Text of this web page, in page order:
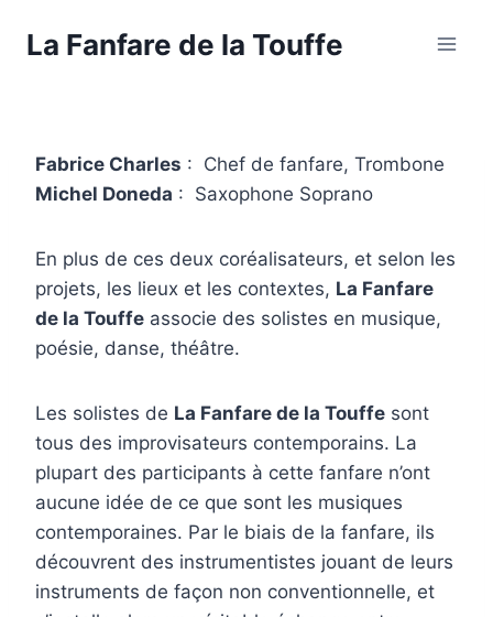
La Fanfare de la Touffe
Fabrice Charles : Chef de fanfare, Trombone
Michel Doneda : Saxophone Soprano
En plus de ces deux coréalisateurs, et selon les
projets, les lieux et les contextes, La Fanfare
de la Touffe associe des solistes en musique,
poésie, danse, théâtre.
Les solistes de La Fanfare de la Touffe sont
tous des improvisateurs contemporains. La
plupart des participants à cette fanfare n’ont
aucune idée de ce que sont les musiques
contemporaines. Par le biais de la fanfare, ils
découvrent des instrumentistes jouant de leurs
instruments de façon non conventionnelle, et